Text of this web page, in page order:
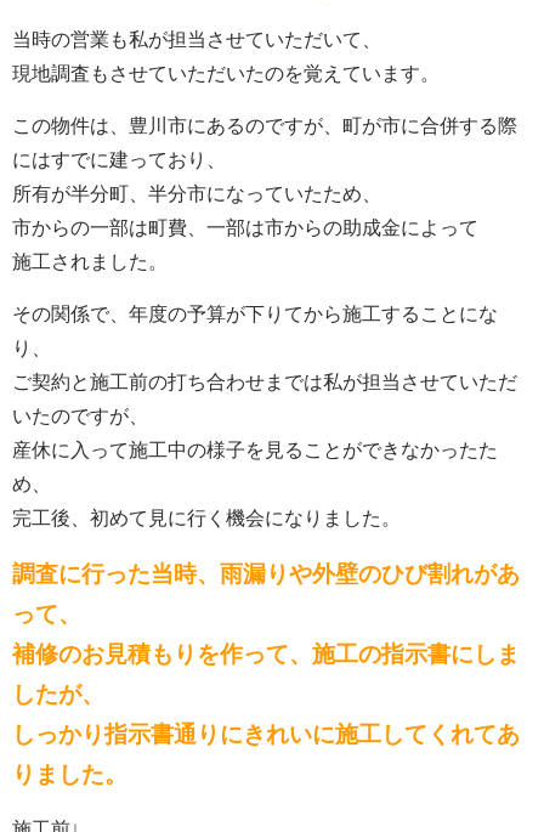
当時の営業も私が担当させていただいて、
現地調査もさせていただいたのを覚えています。
この物件は、豊川市にあるのですが、町が市に合併する際
にはすでに建っており、
所有が半分町、半分市になっていたため、
市からの一部は町費、一部は市からの助成金によって
施工されました。
その関係で、年度の予算が下りてから施工することにな
り、
ご契約と施工前の打ち合わせまでは私が担当させていただ
いたのですが、
産休に入って施工中の様子を見ることができなかったた
め、
完工後、初めて見に行く機会になりました。
調査に行った当時、雨漏りや外壁のひび割れがあ
って、
補修のお見積もりを作って、施工の指示書にしま
したが、
しっかり指示書通りにきれいに施工してくれてあ
りました。